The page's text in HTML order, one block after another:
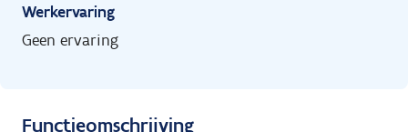
Werkervaring
Geen ervaring
Functieomschrijving